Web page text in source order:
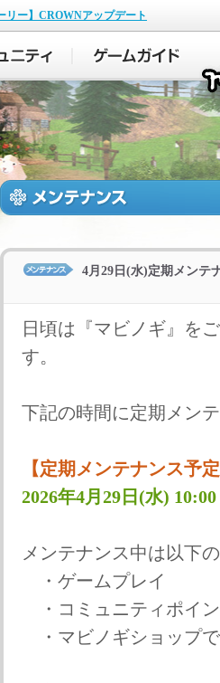
リー】CROWNアップデート
4月29日(水)定期メンテ
日頃は『マビノギ』を
す。
下記の時間に定期メン
【定期メンテナンス予
2026年4月29日(水)
メンテナンス中は以下
・ゲームプレイ
・コミュニティポイ
・マビノギショップ